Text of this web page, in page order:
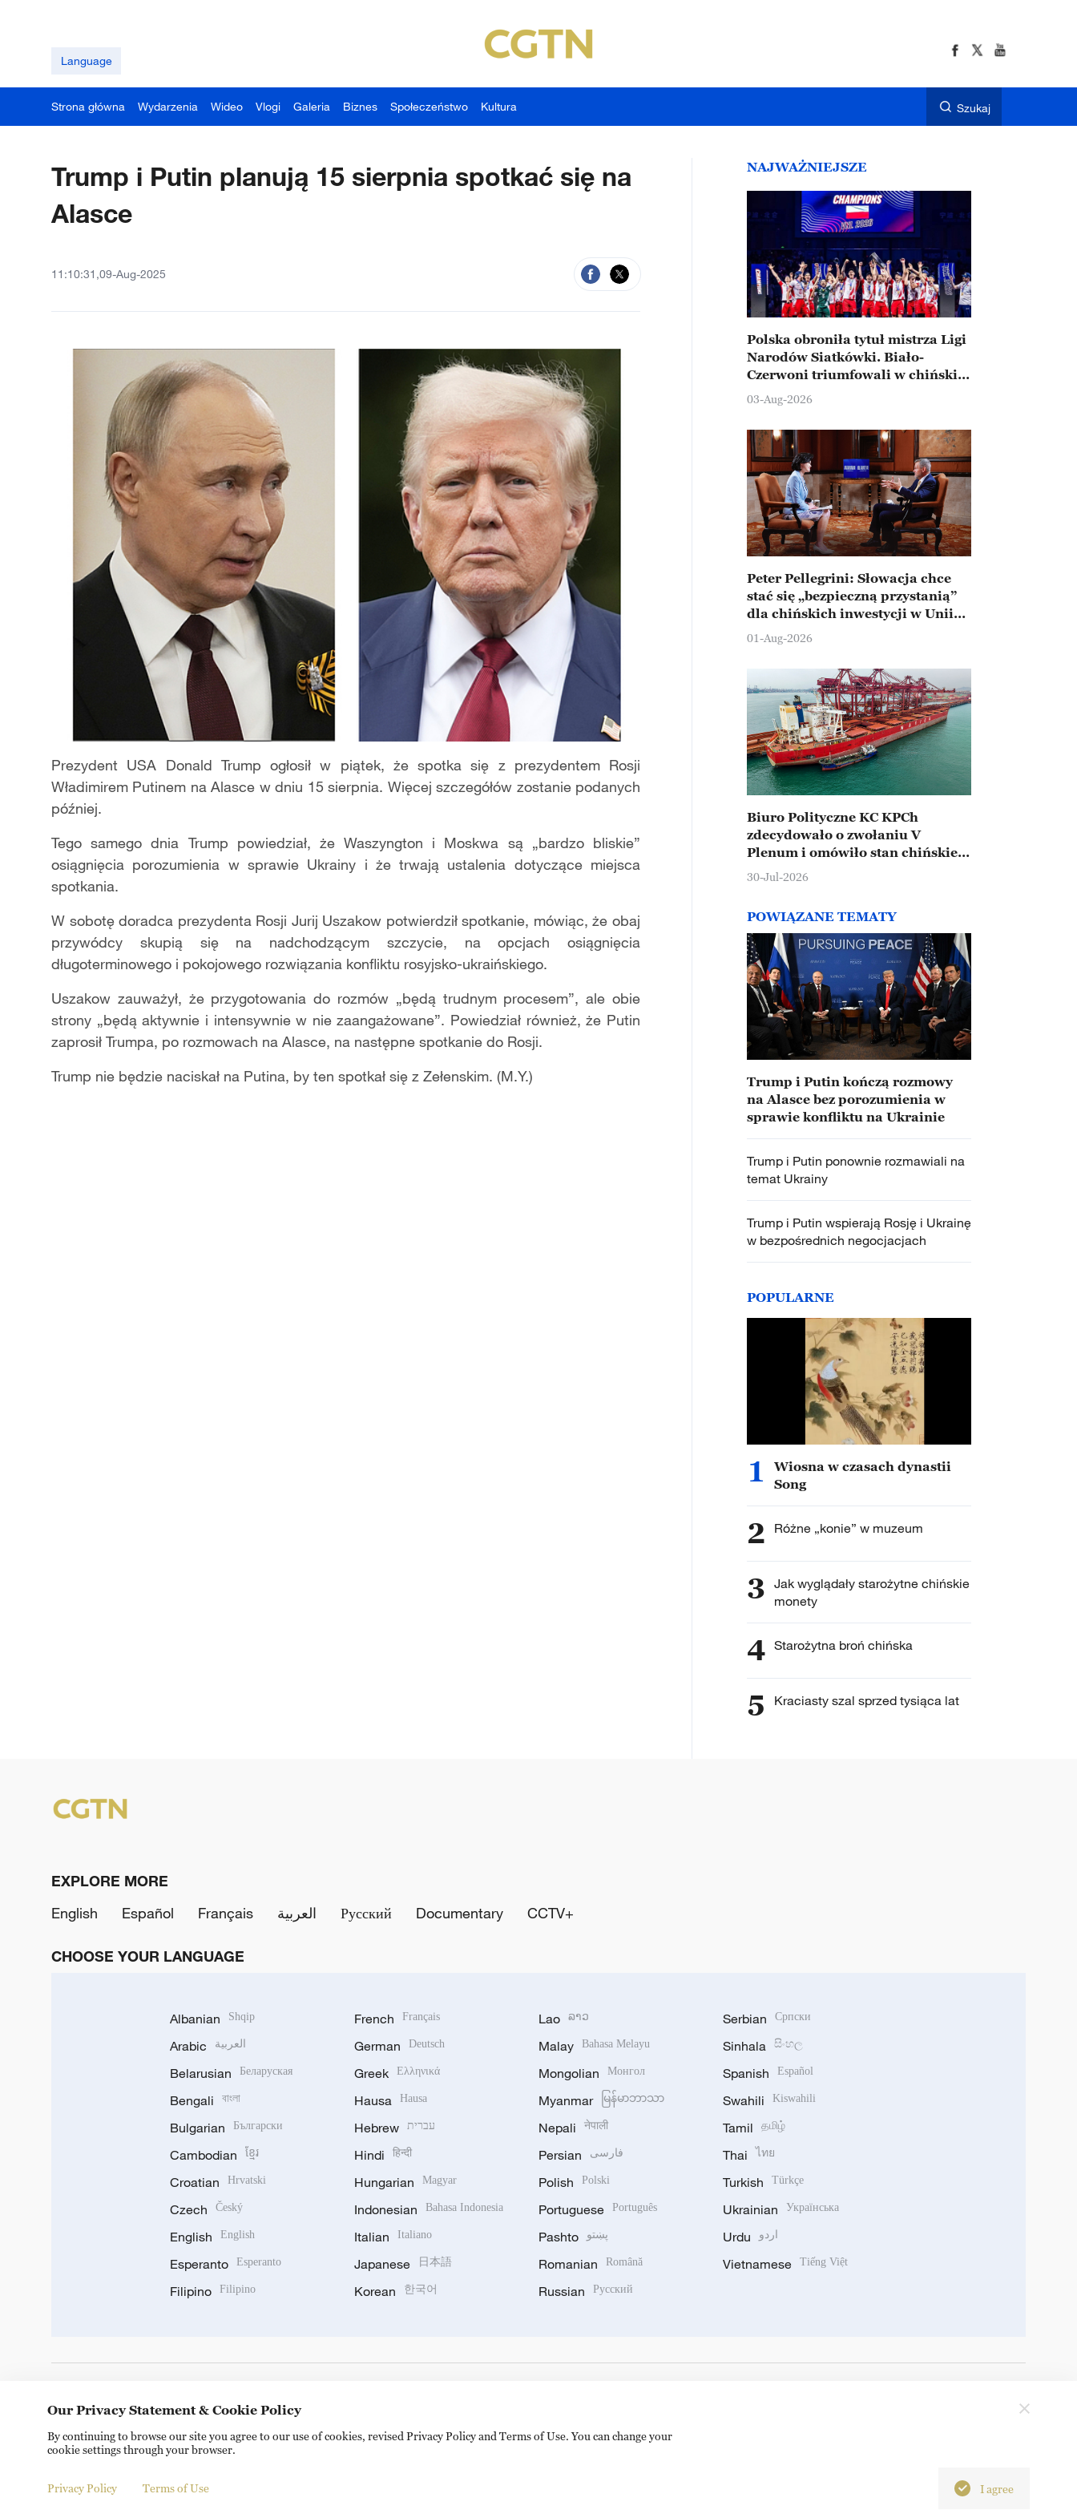
Language
Strona główna Wydarzenia Wideo Vlogi Galeria Biznes Społeczeństwo Kultura Szukaj
Trump i Putin planują 15 sierpnia spotkać się na
Alasce
11:10:31,09-Aug-2025
Prezydent USA Donald Trump ogłosił w piątek, że spotka się z prezydentem Rosji
Władimirem Putinem na Alasce w dniu 15 sierpnia. Więcej szczegółów zostanie podanych
później.
Tego samego dnia Trump powiedział, że Waszyngton i Moskwa są „bardzo bliskie”
osiągnięcia porozumienia w sprawie Ukrainy i że trwają ustalenia dotyczące miejsca
spotkania.
W sobotę doradca prezydenta Rosji Jurij Uszakow potwierdził spotkanie, mówiąc, że obaj
przywódcy skupią się na nadchodzącym szczycie, na opcjach osiągnięcia
długoterminowego i pokojowego rozwiązania konfliktu rosyjsko-ukraińskiego.
Uszakow zauważył, że przygotowania do rozmów „będą trudnym procesem”, ale obie
strony „będą aktywnie i intensywnie w nie zaangażowane”. Powiedział również, że Putin
zaprosił Trumpa, po rozmowach na Alasce, na następne spotkanie do Rosji.
Trump nie będzie naciskał na Putina, by ten spotkał się z Zełenskim. (M.Y.)
NAJWAŻNIEJSZE
Polska obroniła tytuł mistrza Ligi
Narodów Siatkówki. Biało-
Czerwoni triumfowali w chińskim
Ningbo
03-Aug-2026
Peter Pellegrini: Słowacja chce
stać się „bezpieczną przystanią”
dla chińskich inwestycji w Unii
Europejskiej
01-Aug-2026
Biuro Polityczne KC KPCh
zdecydowało o zwołaniu V
Plenum i omówiło stan chińskiej
gospodarki
30-Jul-2026
POWIĄZANE TEMATY
Trump i Putin kończą rozmowy
na Alasce bez porozumienia w
sprawie konfliktu na Ukrainie
Trump i Putin ponownie rozmawiali na
temat Ukrainy
Trump i Putin wspierają Rosję i Ukrainę
w bezpośrednich negocjacjach
POPULARNE
1
Wiosna w czasach dynastii
Song
2 Różne „konie” w muzeum
3 Jak wyglądały starożytne chińskie
monety
4 Starożytna broń chińska
5 Kraciasty szal sprzed tysiąca lat
EXPLORE MORE
English
Español Français العربية Русский Documentary CCTV+
CHOOSE YOUR LANGUAGE
Albanian Shqip
Arabic العربية
Belarusian Беларуская
Bengali বাংলা
Bulgarian Български
Cambodian ខ្មែរ
Croatian Hrvatski
Czech Český
English English
Esperanto Esperanto
Filipino Filipino
French Français
German Deutsch
Greek Ελληνικά
Hausa Hausa
Hebrew עברית
Hindi हिन्दी
Hungarian Magyar
Indonesian Bahasa Indonesia
Italian Italiano
Japanese 日本語
Korean 한국어
Lao ລາວ
Malay Bahasa Melayu
Mongolian Монгол
Myanmar မြန်မာဘာသာ
Nepali नेपाली
Persian فارسی
Polish Polski
Portuguese Português
Pashto پښتو
Romanian Română
Russian Русский
Serbian Српски
Sinhala සිංහල
Spanish Español
Swahili Kiswahili
Tamil தமிழ்
Thai ไทย
Turkish Türkçe
Ukrainian Українська
Urdu اردو
Vietnamese Tiếng Việt
Copyright © 2024 CGTN. 京ICP备20000184号
Our Privacy Statement & Cookie Policy
By continuing to browse our site you agree to our use of cookies, revised Privacy Policy and Terms of Use. You can change your
cookie settings through your browser.
Privacy Policy Terms of Use I agree